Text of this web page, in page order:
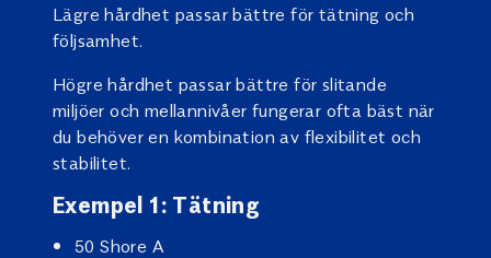
Lägre hårdhet passar bättre för tätning och
följsamhet.
Högre hårdhet passar bättre för slitande
miljöer och mellannivåer fungerar ofta bäst när
du behöver en kombination av flexibilitet och
stabilitet.
Exempel 1: Tätning
50 Shore A